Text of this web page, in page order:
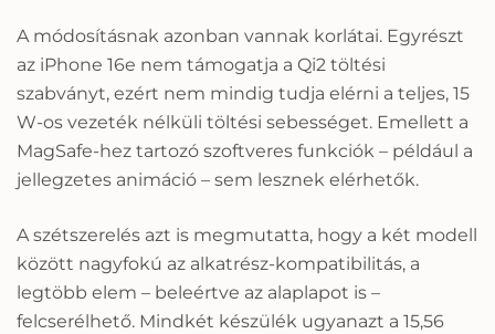
A módosításnak azonban vannak korlátai. Egyrészt
az iPhone 16e nem támogatja a Qi2 töltési
szabványt, ezért nem mindig tudja elérni a teljes, 15
W-os vezeték nélküli töltési sebességet. Emellett a
MagSafe-hez tartozó szoftveres funkciók – például a
jellegzetes animáció – sem lesznek elérhetők.
A szétszerelés azt is megmutatta, hogy a két modell
között nagyfokú az alkatrész-kompatibilitás, a
legtöbb elem – beleértve az alaplapot is –
felcserélhető. Mindkét készülék ugyanazt a 15,56